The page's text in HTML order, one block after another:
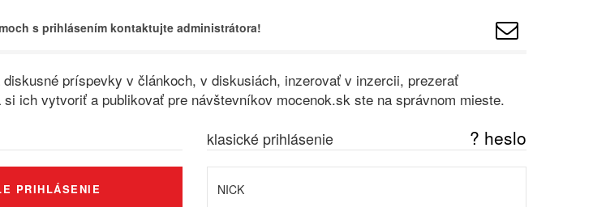
s prihlásením kontaktujte administrátora!
príspevky v článkoch, v diskusiách, inzerovať v inzercii, prezerať
ich vytvoriť a publikovať pre návštevníkov mocenok.sk ste na správnom mieste.
PRIHLÁSENIE
klasické prihlásenie ? heslo